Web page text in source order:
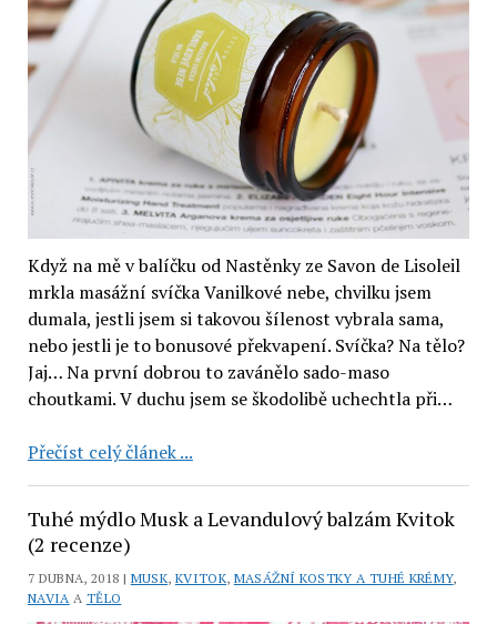
Když na mě v balíčku od Nastěnky ze Savon de Lisoleil
mrkla masážní svíčka Vanilkové nebe, chvilku jsem
dumala, jestli jsem si takovou šílenost vybrala sama,
nebo jestli je to bonusové překvapení. Svíčka? Na tělo?
Jaj… Na první dobrou to zavánělo sado-maso
choutkami. V duchu jsem se škodolibě uchechtla při…
Přečíst celý článek ...Masážní
nebe
Savon
Tuhé mýdlo Musk a Levandulový balzám Kvitok
(2 recenze)
7 DUBNA, 2018 | MUSK, KVITOK, MASÁŽNÍ KOSTKY A TUHÉ KRÉMY,
NAVIA A TĚLO